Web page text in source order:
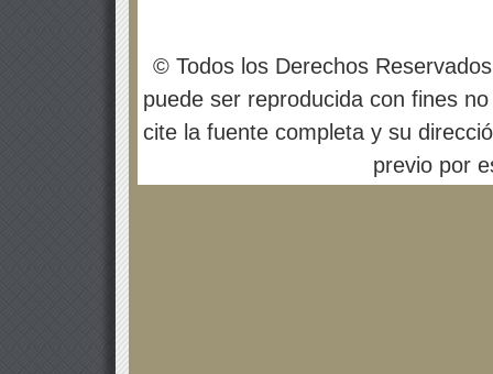
© Todos los Derechos
puede ser reproducida con fines
cite la fuente completa y su
previo por